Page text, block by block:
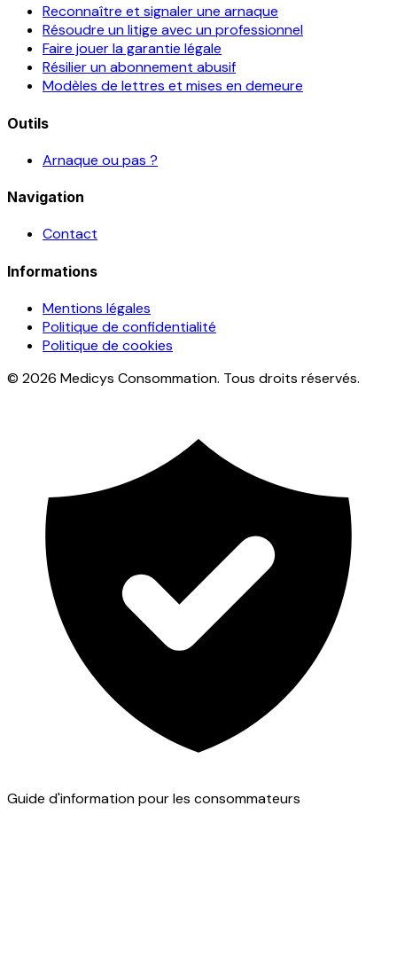
Reconnaître et signaler une arnaque
Résoudre un litige avec un professionnel
Faire jouer la garantie légale
Résilier un abonnement abusif
Modèles de lettres et mises en demeure
Outils
Arnaque ou pas ?
Navigation
Contact
Informations
Mentions légales
Politique de confidentialité
Politique de cookies
© 2026 Medicys Consommation. Tous droits réservés.
Guide d'information pour les consommateurs